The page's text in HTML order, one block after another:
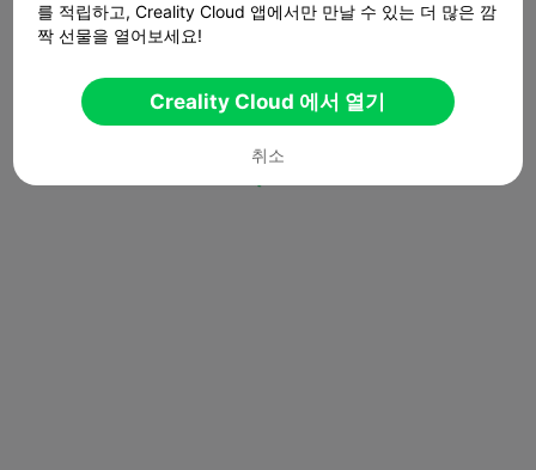
를 적립하고, Creality Cloud 앱에서만 만날 수 있는 더 많은 깜
짝 선물을 열어보세요!
Creality Cloud 에서 열기
취소